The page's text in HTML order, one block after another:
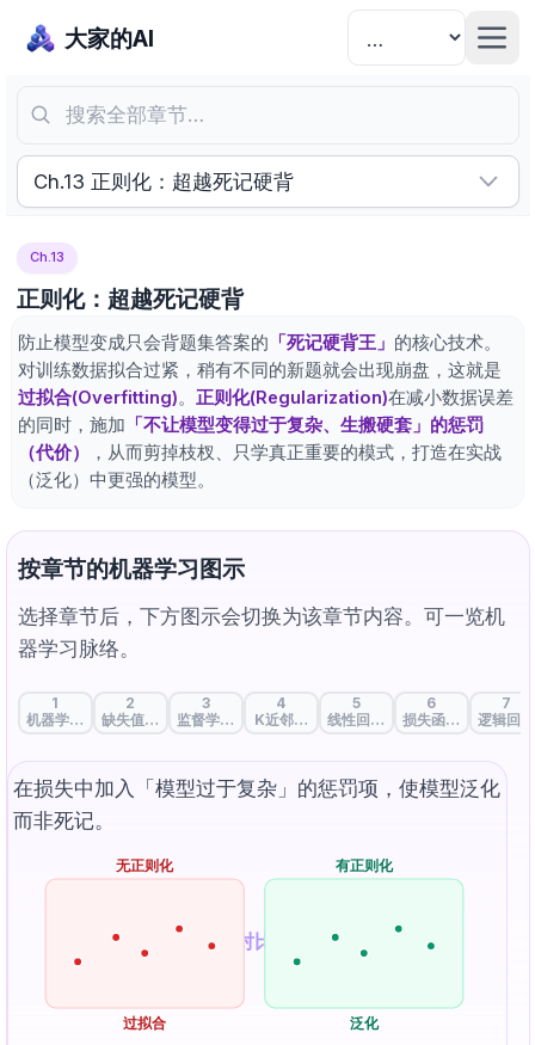
大家的AI
搜索全部章节…
Ch.13 正则化：超越死记硬背
Ch.13
正则化：超越死记硬背
防止模型变成只会背题集答案的 「死记硬背王」 的核心技术。
对训练数据拟合过紧，稍有不同的新题就会出现崩盘，这就是
过拟合(Overfitting)。 正则化(Regularization)在减小数据误差
的同时，施加 「不让模型变得过于复杂、生搬硬套」的惩罚
（代价）
，从而剪掉枝杈、只学真正重要的模式，打造在实战
（泛化）中更强的模型。
按章节的机器学习图示
选择章节后，下方图示会切换为该章节内容。可一览机
器学习脉络。
1
机器学习的起点：数据与特征
2
缺失值处理：填补数据空白的策略
3
监督学习、无监督学习与自监督学习
4
K近邻：物以类聚
5
线性回归：贯穿数据趋势的直线
6
损失函数：衡量预
7
逻辑回
在损失中加入「模型过于复杂」的惩罚项，使模型泛化
而非死记。
对比
无正则化
过拟合
有正则化
泛化